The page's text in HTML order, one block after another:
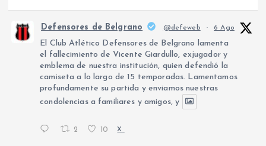
Defensores de Belgrano @defeweb · 6 Ago
El Club Atlético Defensores de Belgrano lamenta
el fallecimiento de Vicente Giardullo, exjugador y
emblema de nuestra institución, quien defendió la
camiseta a lo largo de 15 temporadas. Lamentamos
profundamente su partida y enviamos nuestras
condolencias a familiares y amigos, y
2 10 X